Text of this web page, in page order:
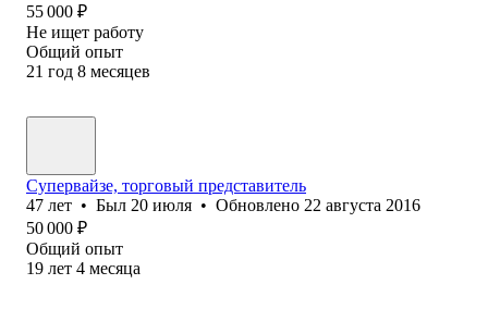
55 000 ₽
Не ищет работу
Общий опыт
21 год 8 месяцев
Супервайзе, торговый представитель
47 лет • Был 20 июля • Обновлено 22 августа 2016
50 000 ₽
Общий опыт
19 лет 4 месяца